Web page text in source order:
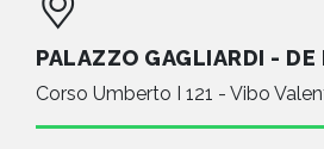
PALAZZO GAGLIARDI - DE
Corso Umberto I 121 - Vibo